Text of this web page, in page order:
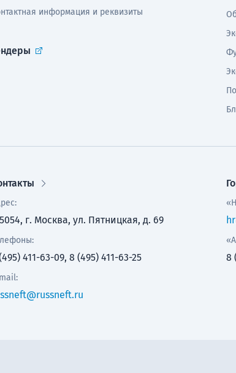
информация и реквизиты
г. Москва, ул. Пятницкая, д. 69
411-63-09, 8 (495) 411-63-25 8